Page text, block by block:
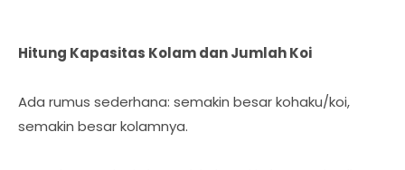
Hitung Kapasitas Kolam dan Jumlah Koi
Ada rumus sederhana: semakin besar kohaku/koi,
semakin besar kolamnya.